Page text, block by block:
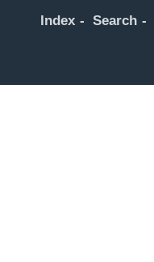
Index Search